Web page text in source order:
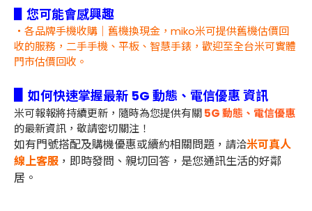
▋您可能會感興趣
・各品牌手機收購｜舊機換現金，miko米可提供舊機估價回
收的服務，二手手機、平板、智慧手錶，歡迎至全台米可實體
門市估價回收。
如何快速掌握最新 5G 動態、電信優惠 資訊
米可報報將持續更新，隨時為您提供有關5G 動態、電信優惠
的最新資訊，敬請密切關注！
如有門號搭配及購機優惠或續約相關問題， 請洽米可真人
線上客服 ，即時發問、親切回答，是您通訊生活的好鄰
居。